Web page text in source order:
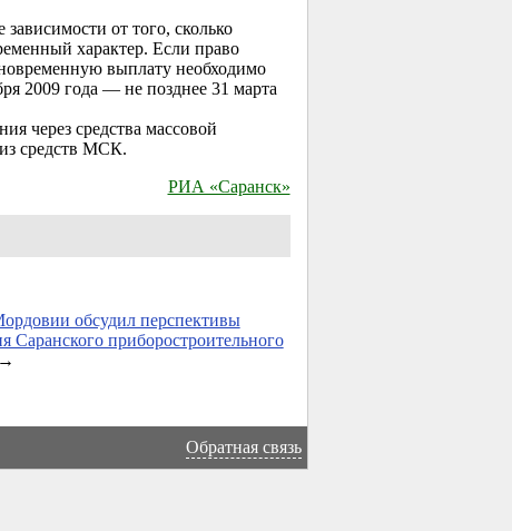
от того, сколько
характер. Если право
выплату необходимо
2009 года — не позднее 31 марта
через средства массовой
средств МСК.
РИА «Саранск»
обсудил перспективы
Саранского приборостроительного
→
Обратная связь